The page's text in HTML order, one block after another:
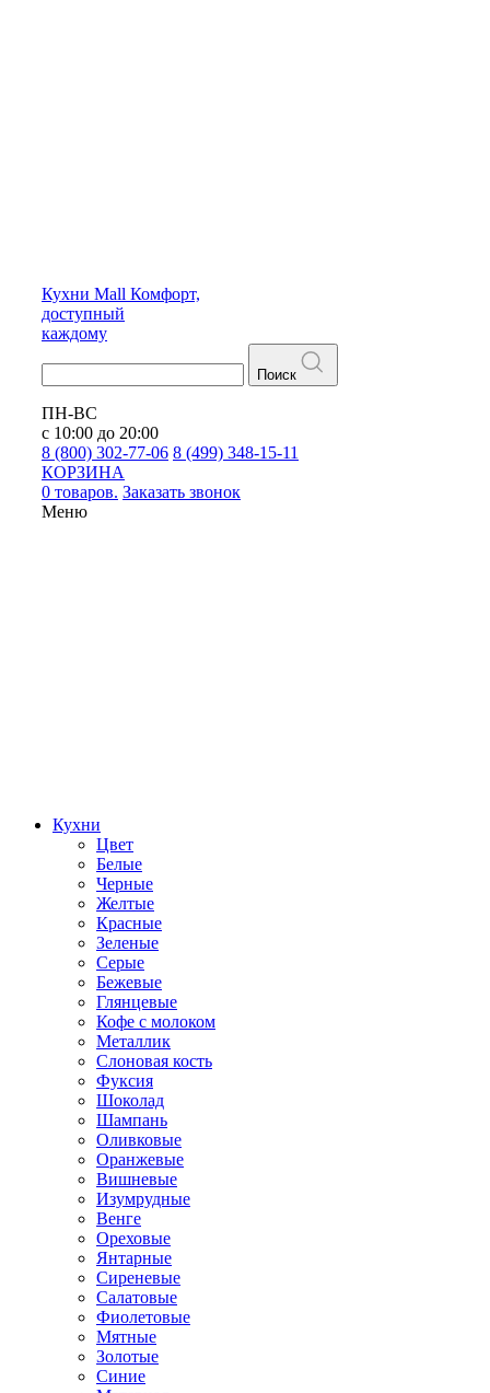
Кухни Mall Комфорт,
доступный
каждому
Поиск
ПН-ВС
с 10:00 до 20:00
8 (800) 302-77-06 8 (499) 348-15-11
КОРЗИНА
0 товаров. Заказать звонок
Меню
Кухни
Цвет
Белые
Черные
Желтые
Красные
Зеленые
Серые
Бежевые
Глянцевые
Кофе с молоком
Металлик
Слоновая кость
Фуксия
Шоколад
Шампань
Оливковые
Оранжевые
Вишневые
Изумрудные
Венге
Ореховые
Янтарные
Сиреневые
Салатовые
Фиолетовые
Мятные
Золотые
Синие